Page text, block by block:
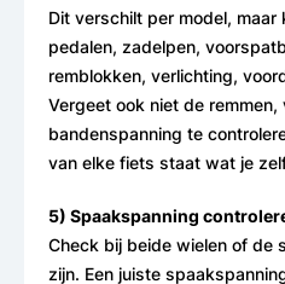
Dit verschilt per model, maar
pedalen, zadelpen,
remblokken, verlichting,
Vergeet ook niet de remmen,
bandenspanning te
van elke fiets staat wat je
5) Spaakspanning
Check bij beide wielen of de
zijn. Een juiste